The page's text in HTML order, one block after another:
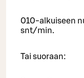
010-alkuiseen
snt/min.
Tai suoraan: